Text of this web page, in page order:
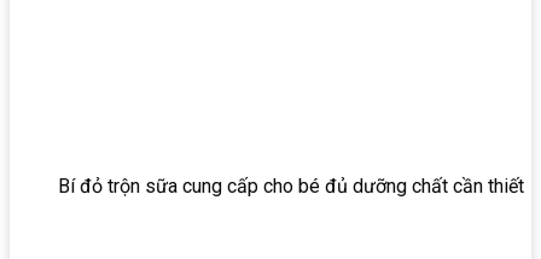
Bí đỏ trộn sữa cung cấp cho bé đủ dưỡng chất cần thiết